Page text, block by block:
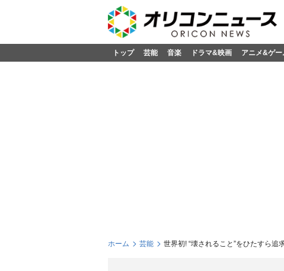
トップ 芸能 音楽 ドラマ&映画 アニメ&ゲー
ホーム 芸能 世界初! “壊されること”をひたすら追